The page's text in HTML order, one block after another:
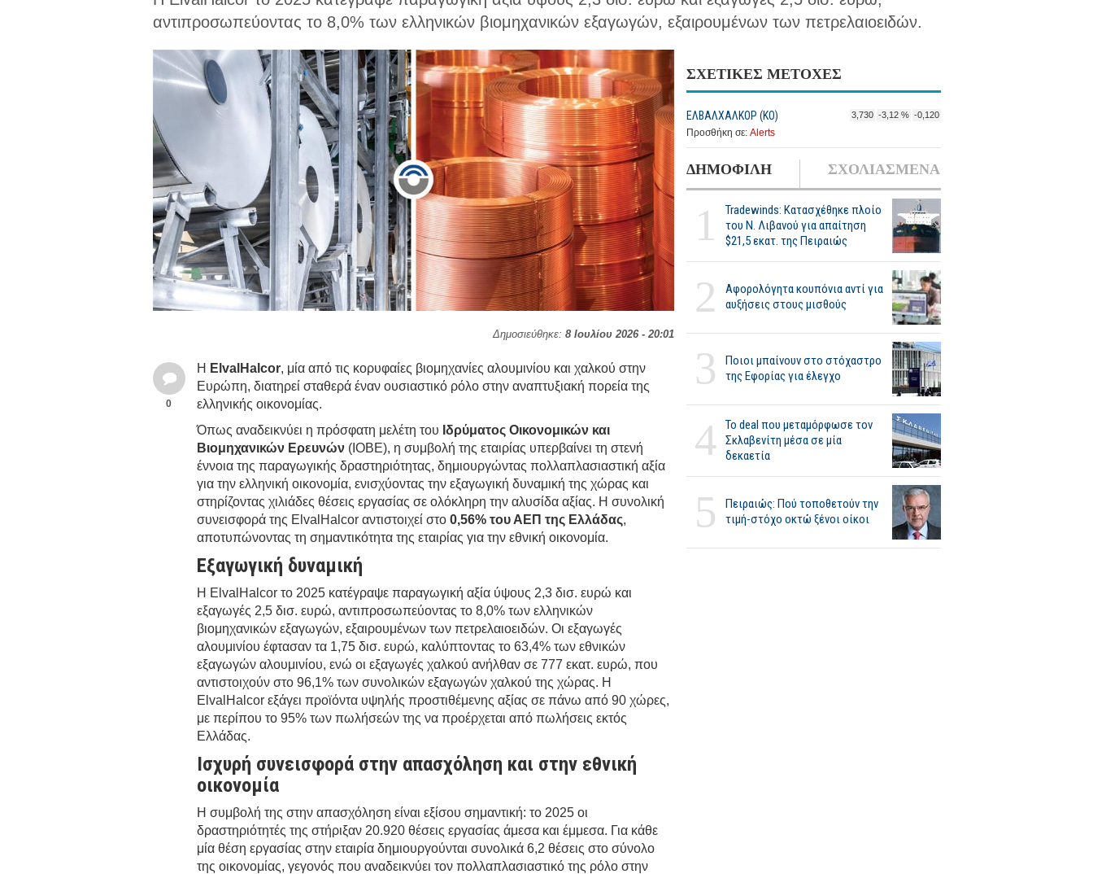
αντιπροσωπεύοντας το 8,0% των ελληνικών βιομηχανικών εξαγωγών, εξαιρουμένων των πετρελαιοειδών.
Δημοσιεύθηκε: 8 Ιουλίου 2026 - 20:01
0
Η ElvalHalcor, μία από τις κορυφαίες βιομηχανίες αλουμινίου και χαλκού στην
Ευρώπη, διατηρεί σταθερά έναν ουσιαστικό ρόλο στην αναπτυξιακή πορεία της
ελληνικής οικονομίας.
Όπως αναδεικνύει η πρόσφατη μελέτη του Ιδρύματος Οικονομικών και
Βιομηχανικών Ερευνών (ΙΟΒΕ), η συμβολή της εταιρίας υπερβαίνει τη στενή
έννοια της παραγωγικής δραστηριότητας, δημιουργώντας πολλαπλασιαστική αξία
για την ελληνική οικονομία, ενισχύοντας την εξαγωγική δυναμική της χώρας και
στηρίζοντας χιλιάδες θέσεις εργασίας σε ολόκληρη την αλυσίδα αξίας. Η συνολική
συνεισφορά της ElvalHalcor αντιστοιχεί στο0,56% του ΑΕΠ της Ελλάδας,
αποτυπώνοντας τη σημαντικότητα της εταιρίας για την εθνική οικονομία.
Εξαγωγική δυναμική
Η ElvalHalcor το 2025 κατέγραψε παραγωγική αξία ύψους 2,3 δισ. ευρώ και
εξαγωγές 2,5 δισ. ευρώ, αντιπροσωπεύοντας το 8,0% των ελληνικών
βιομηχανικών εξαγωγών, εξαιρουμένων των πετρελαιοειδών. Οι εξαγωγές
αλουμινίου έφτασαν τα 1,75 δισ. ευρώ, καλύπτοντας το 63,4% των εθνικών
εξαγωγών αλουμινίου, ενώ οι εξαγωγές χαλκού ανήλθαν σε 777 εκατ. ευρώ, που
αντιστοιχούν στο 96,1% των συνολικών εξαγωγών χαλκού της χώρας. Η
ElvalHalcor εξάγει προϊόντα υψηλής προστιθέμενης αξίας σε πάνω από 90 χώρες,
με περίπου το 95% των πωλήσεών της να προέρχεται από πωλήσεις εκτός
Ελλάδας.
Ισχυρή συνεισφορά στην απασχόληση και στην εθνική
οικονομία
Η συμβολή της στην απασχόληση είναι εξίσου σημαντική: το 2025 οι
δραστηριότητές της στήριξαν 20.920 θέσεις εργασίας άμεσα και έμμεσα. Για κάθε
μία θέση εργασίας στην εταιρία δημιουργούνται συνολικά 6,2 θέσεις στο σύνολο
της οικονομίας, γεγονός που αναδεικνύει τον πολλαπλασιαστικό της ρόλο στην
ΣΧΕΤΙΚΕΣ ΜΕΤΟΧΕΣ
ΕΛΒΑΛΧΑΛΚΟΡ (ΚΟ) 3,730 -3,12 % -0,120
Προσθήκη σε: Alerts
ΔΗΜΟΦΙΛΗ ΣΧΟΛΙΑΣΜΕΝΑ
1
Tradewinds: Κατασχέθηκε πλοίο
του Ν. Λιβανού για απαίτηση
$21,5 εκατ. της Πειραιώς
2
Αφορολόγητα κουπόνια αντί για
αυξήσεις στους μισθούς
3
Ποιοι μπαίνουν στο στόχαστρο
της Εφορίας για έλεγχο
4
Το deal που μεταμόρφωσε τον
Σκλαβενίτη μέσα σε μία
δεκαετία
5
Πειραιώς: Πού τοποθετούν την
τιμή-στόχο οκτώ ξένοι οίκοι